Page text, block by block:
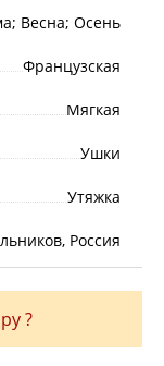
Весна; Осень
Французская
Мягкая
Ушки
Утяжка
Россия
?